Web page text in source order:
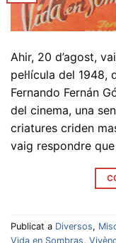
Ahir, 20 d’agost,
pel·lícula del
Fernando Fernán
del cinema, una
criatures criden
vaig respondre
Publicat a Diversos,
Vida en Sombras,